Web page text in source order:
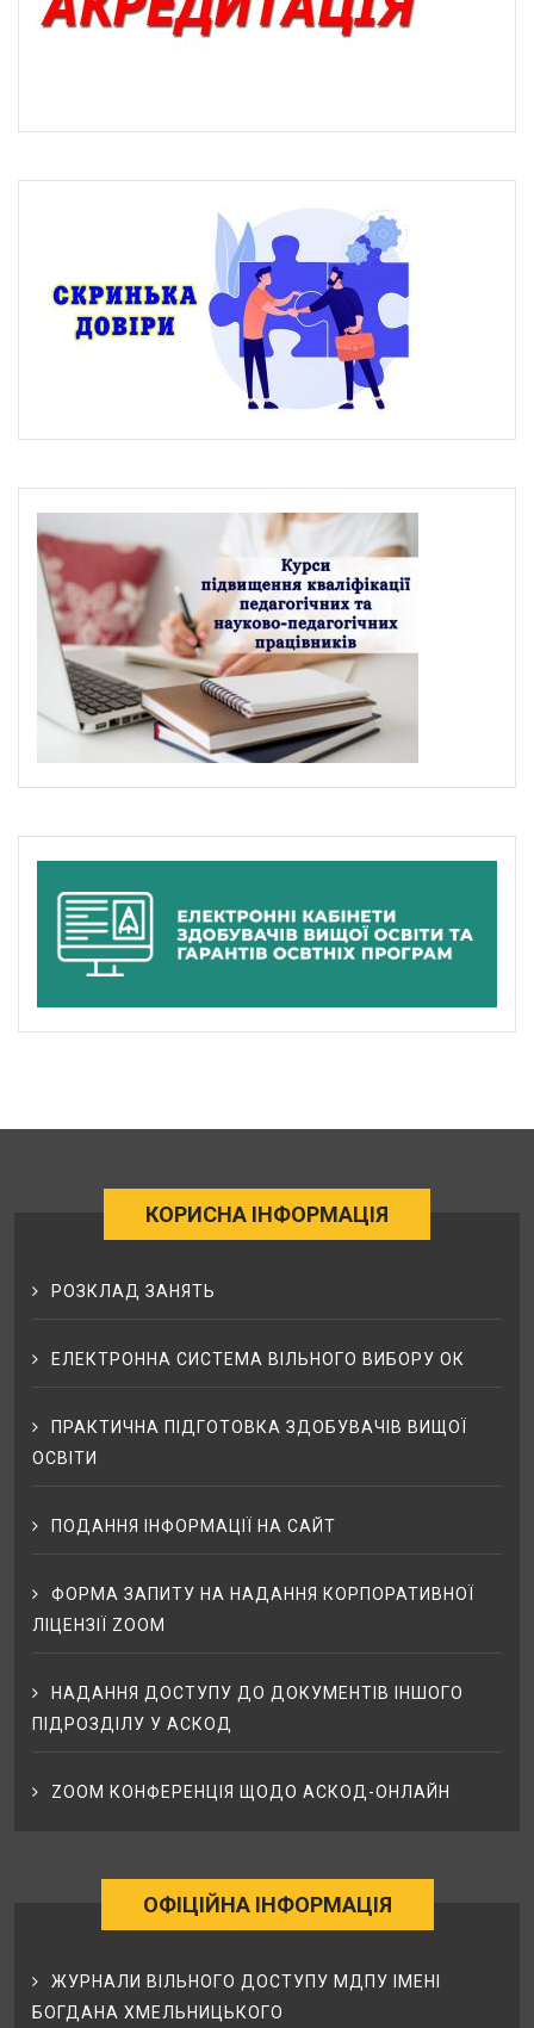
КОРИСНА ІНФОРМАЦІЯ
РОЗКЛАД ЗАНЯТЬ
ЕЛЕКТРОННА СИСТЕМА ВІЛЬНОГО ВИБОРУ ОК
ПРАКТИЧНА ПІДГОТОВКА ЗДОБУВАЧІВ ВИЩОЇ
ОСВІТИ
ПОДАННЯ ІНФОРМАЦІЇ НА САЙТ
ФОРМА ЗАПИТУ НА НАДАННЯ КОРПОРАТИВНОЇ
ЛІЦЕНЗІЇ ZOOM
НАДАННЯ ДОСТУПУ ДО ДОКУМЕНТІВ ІНШОГО
ПІДРОЗДІЛУ У АСКОД
ZOOM КОНФЕРЕНЦІЯ ЩОДО АСКОД-ОНЛАЙН
ОФІЦІЙНА ІНФОРМАЦІЯ
ЖУРНАЛИ ВІЛЬНОГО ДОСТУПУ МДПУ ІМЕНІ
БОГДАНА ХМЕЛЬНИЦЬКОГО